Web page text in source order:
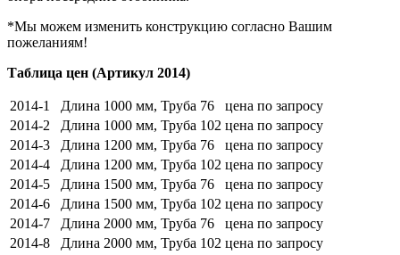
*Мы можем изменить конструкцию согласно Вашим
пожеланиям!
Таблица цен (Артикул 2014)
2014-1 Длина 1000 мм, Труба 76
цена по запросу
2014-2
Длина 1000 мм, Труба 102 цена по запросу
2014-3
Длина 1200 мм, Труба 76
цена по запросу
2014-4
Длина 1200 мм, Труба 102 цена по запросу
2014-5
Длина 1500 мм, Труба 76
цена по запросу
2014-6
Длина 1500 мм, Труба 102 цена по запросу
2014-7
Длина 2000 мм, Труба 76
цена по запросу
2014-8
Длина 2000 мм, Труба 102 цена по запросу